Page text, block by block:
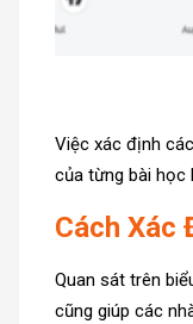
Việc xác định
của từng bài học
Cách
Quan sát trên
cũng giúp các